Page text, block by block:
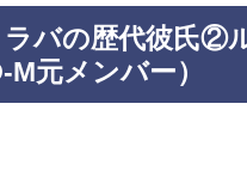
バの歴代彼氏②
M元メンバー）